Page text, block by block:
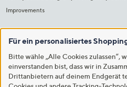
Improvements
Für ein personalisiertes
Bitte wähle „Alle Cookies zulassen“,
einverstanden bist, dass wir in
Drittanbietern auf deinem Endgerät